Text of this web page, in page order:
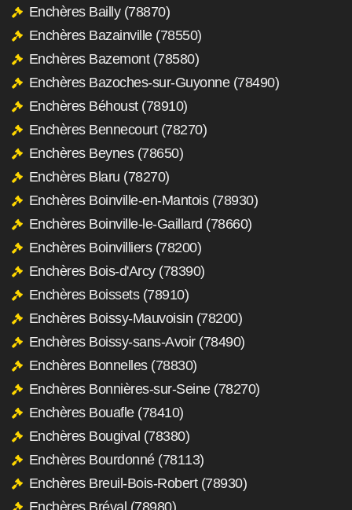
Enchères Bailly (78870)
Enchères Bazainville (78550)
Enchères Bazemont (78580)
Enchères Bazoches-sur-Guyonne (78490)
Enchères Béhoust (78910)
Enchères Bennecourt (78270)
Enchères Beynes (78650)
Enchères Blaru (78270)
Enchères Boinville-en-Mantois (78930)
Enchères Boinville-le-Gaillard (78660)
Enchères Boinvilliers (78200)
Enchères Bois-d'Arcy (78390)
Enchères Boissets (78910)
Enchères Boissy-Mauvoisin (78200)
Enchères Boissy-sans-Avoir (78490)
Enchères Bonnelles (78830)
Enchères Bonnières-sur-Seine (78270)
Enchères Bouafle (78410)
Enchères Bougival (78380)
Enchères Bourdonné (78113)
Enchères Breuil-Bois-Robert (78930)
Enchères Bréval (78980)